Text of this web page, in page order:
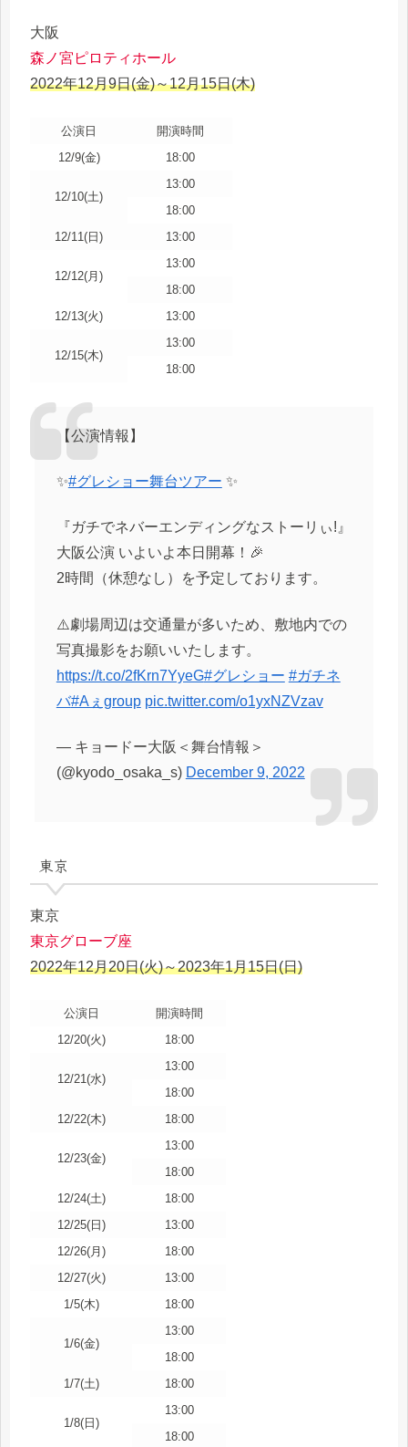
大阪
森ノ宮ピロティホール
2022年12月9日(金)～12月15日(木)
公演日
開演時間
12/9(金)
18:00
12/10(土)
13:00
18:00
12/11(日)
13:00
12/12(月)
13:00
18:00
12/13(火)
13:00
12/15(木)
13:00
18:00
【公演情報】
✨#グレショー舞台ツアー ✨
『ガチでネバーエンディングなストーリぃ!』
大阪公演 いよいよ本日開幕！🎉
2時間（休憩なし）を予定しております。
⚠️劇場周辺は交通量が多いため、敷地内での
写真撮影をお願いいたします。
https://t.co/2fKrn7YyeG#グレショー #ガチネ
バ#Aぇgroup pic.twitter.com/o1yxNZVzav
— キョードー大阪＜舞台情報＞
(@kyodo_osaka_s) December 9, 2022
東京
東京
東京グローブ座
2022年12月20日(火)～2023年1月15日(日)
公演日
開演時間
12/20(火)
18:00
12/21(水)
13:00
18:00
12/22(木)
18:00
12/23(金)
13:00
18:00
12/24(土)
18:00
12/25(日)
13:00
12/26(月)
18:00
12/27(火)
13:00
1/5(木)
18:00
1/6(金)
13:00
18:00
1/7(土)
18:00
1/8(日)
13:00
18:00